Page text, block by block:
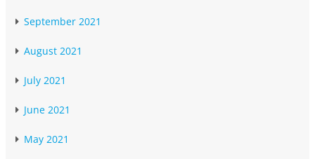
September 2021
August 2021
July 2021
June 2021
May 2021